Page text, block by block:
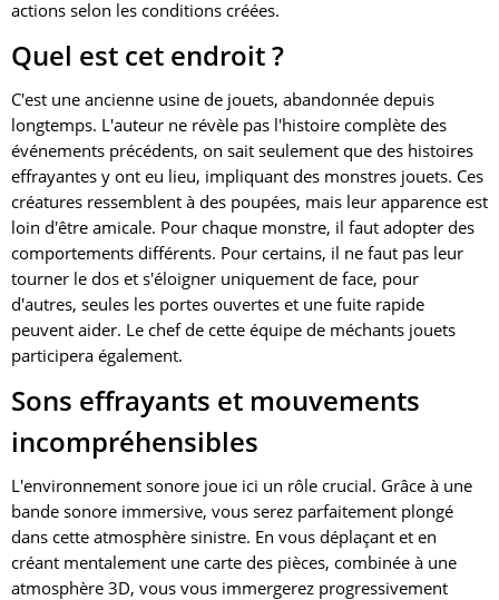
actions selon les conditions créées.
Quel est cet endroit ?
C'est une ancienne usine de jouets, abandonnée depuis
longtemps. L'auteur ne révèle pas l'histoire complète des
événements précédents, on sait seulement que des histoires
effrayantes y ont eu lieu, impliquant des monstres jouets. Ces
créatures ressemblent à des poupées, mais leur apparence est
loin d'être amicale. Pour chaque monstre, il faut adopter des
comportements différents. Pour certains, il ne faut pas leur
tourner le dos et s'éloigner uniquement de face, pour
d'autres, seules les portes ouvertes et une fuite rapide
peuvent aider. Le chef de cette équipe de méchants jouets
participera également.
Sons effrayants et mouvements
incompréhensibles
L'environnement sonore joue ici un rôle crucial. Grâce à une
bande sonore immersive, vous serez parfaitement plongé
dans cette atmosphère sinistre. En vous déplaçant et en
créant mentalement une carte des pièces, combinée à une
atmosphère 3D, vous vous immergerez progressivement